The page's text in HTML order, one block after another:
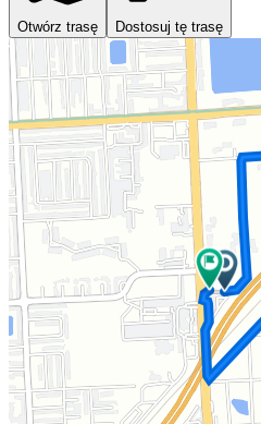
Otwórz trasę Dostosuj tę trasę